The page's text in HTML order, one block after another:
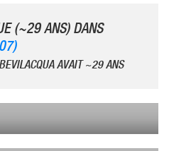
(~29 ANS) DANS
AVAIT ~29 ANS